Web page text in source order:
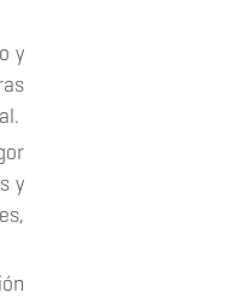
y
y